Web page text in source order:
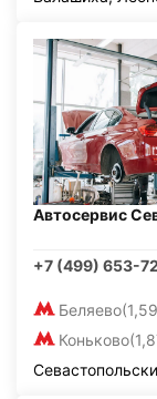
Автосервис
+7 (499) 653-
Беляево
Коньково